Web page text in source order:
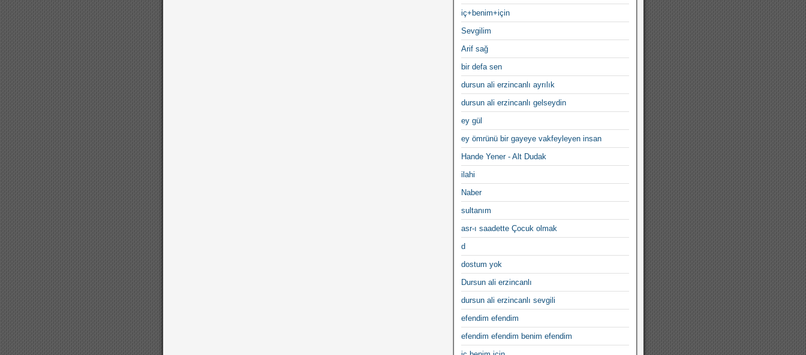
iç+benim+için
Sevgilim
Arif sağ
bir defa sen
dursun ali erzincanlı ayrılık
dursun ali erzincanlı gelseydin
ey gül
ey ömrünü bir gayeye vakfeyleyen insan
Hande Yener - Alt Dudak
ilahi
Naber
sultanım
asr-ı saadette Çocuk olmak
d
dostum yok
Dursun ali erzincanlı
dursun ali erzincanlı sevgili
efendim efendim
efendim efendim benim efendim